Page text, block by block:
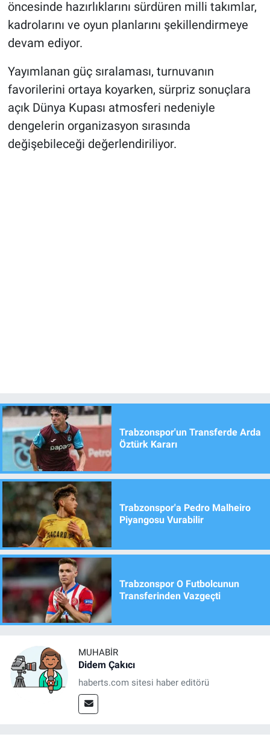
öncesinde hazırlıklarını sürdüren milli takımlar,
kadrolarını ve oyun planlarını şekillendirmeye
devam ediyor.
Yayımlanan güç sıralaması, turnuvanın
favorilerini ortaya koyarken, sürpriz sonuçlara
açık Dünya Kupası atmosferi nedeniyle
dengelerin organizasyon sırasında
değişebileceği değerlendiriliyor.
Trabzonspor'un Transferde Arda
Öztürk Kararı
Trabzonspor'a Pedro Malheiro
Piyangosu Vurabilir
Trabzonspor O Futbolcunun
Transferinden Vazgeçti
MUHABIR
Didem Çakıcı
haberts.com sitesi haber editörü